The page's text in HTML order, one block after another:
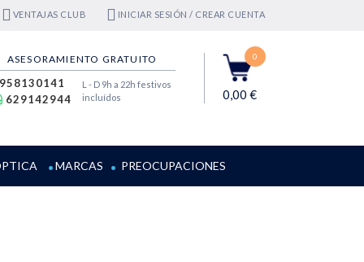
VENTAJAS CLUB INICIAR SESIÓN / CREAR CUENTA
ASESORAMIENTO GRATUITO
629142944
L - D 9h a 22h festivos
incluídos
0
0,00 €
MARCAS PREOCUPACIONES